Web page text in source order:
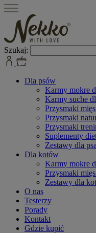
Szukaj:
Dla psów
Karmy mokre
Karmy suche
Przysmaki
Przysmaki
Przysmaki
Suplementy
Zestawy dla psa
Dla kotów
Karmy mokre
Przysmaki
Zestawy dla
O nas
Testerzy
Porady
Kontakt
Gdzie kupić